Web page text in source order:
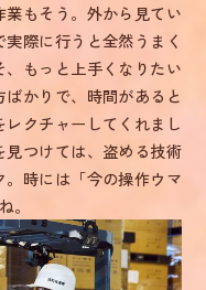
もそう。外から見てい
際に行うと全然うまく
もっと上手くなりたい
かりで、時間があると
クチャーしてくれまし
つけては、盗める技術
時には「今の操作ウマ
。